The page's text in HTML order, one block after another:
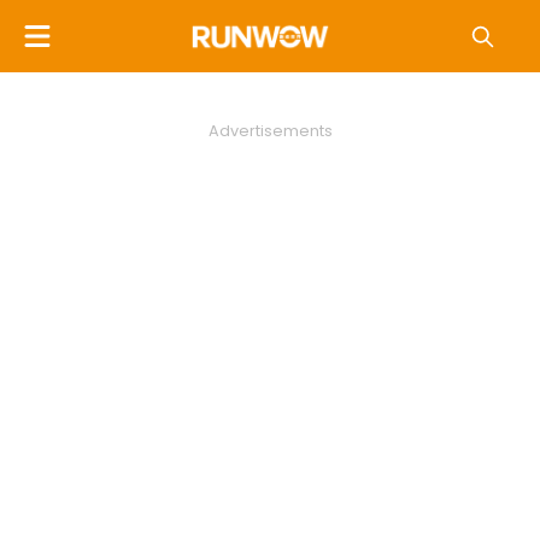
Advertisements